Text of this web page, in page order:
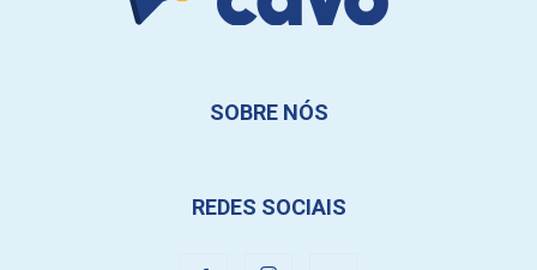
SOBRE NÓS
REDES SOCIAIS